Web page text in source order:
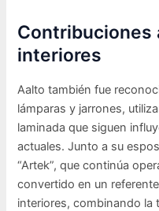
Contribuciones
interiores
Aalto también fue
lámparas y jarrones,
laminada que siguen
actuales. Junto a su
“Artek”, que continúa
convertido en un
interiores, combinando la